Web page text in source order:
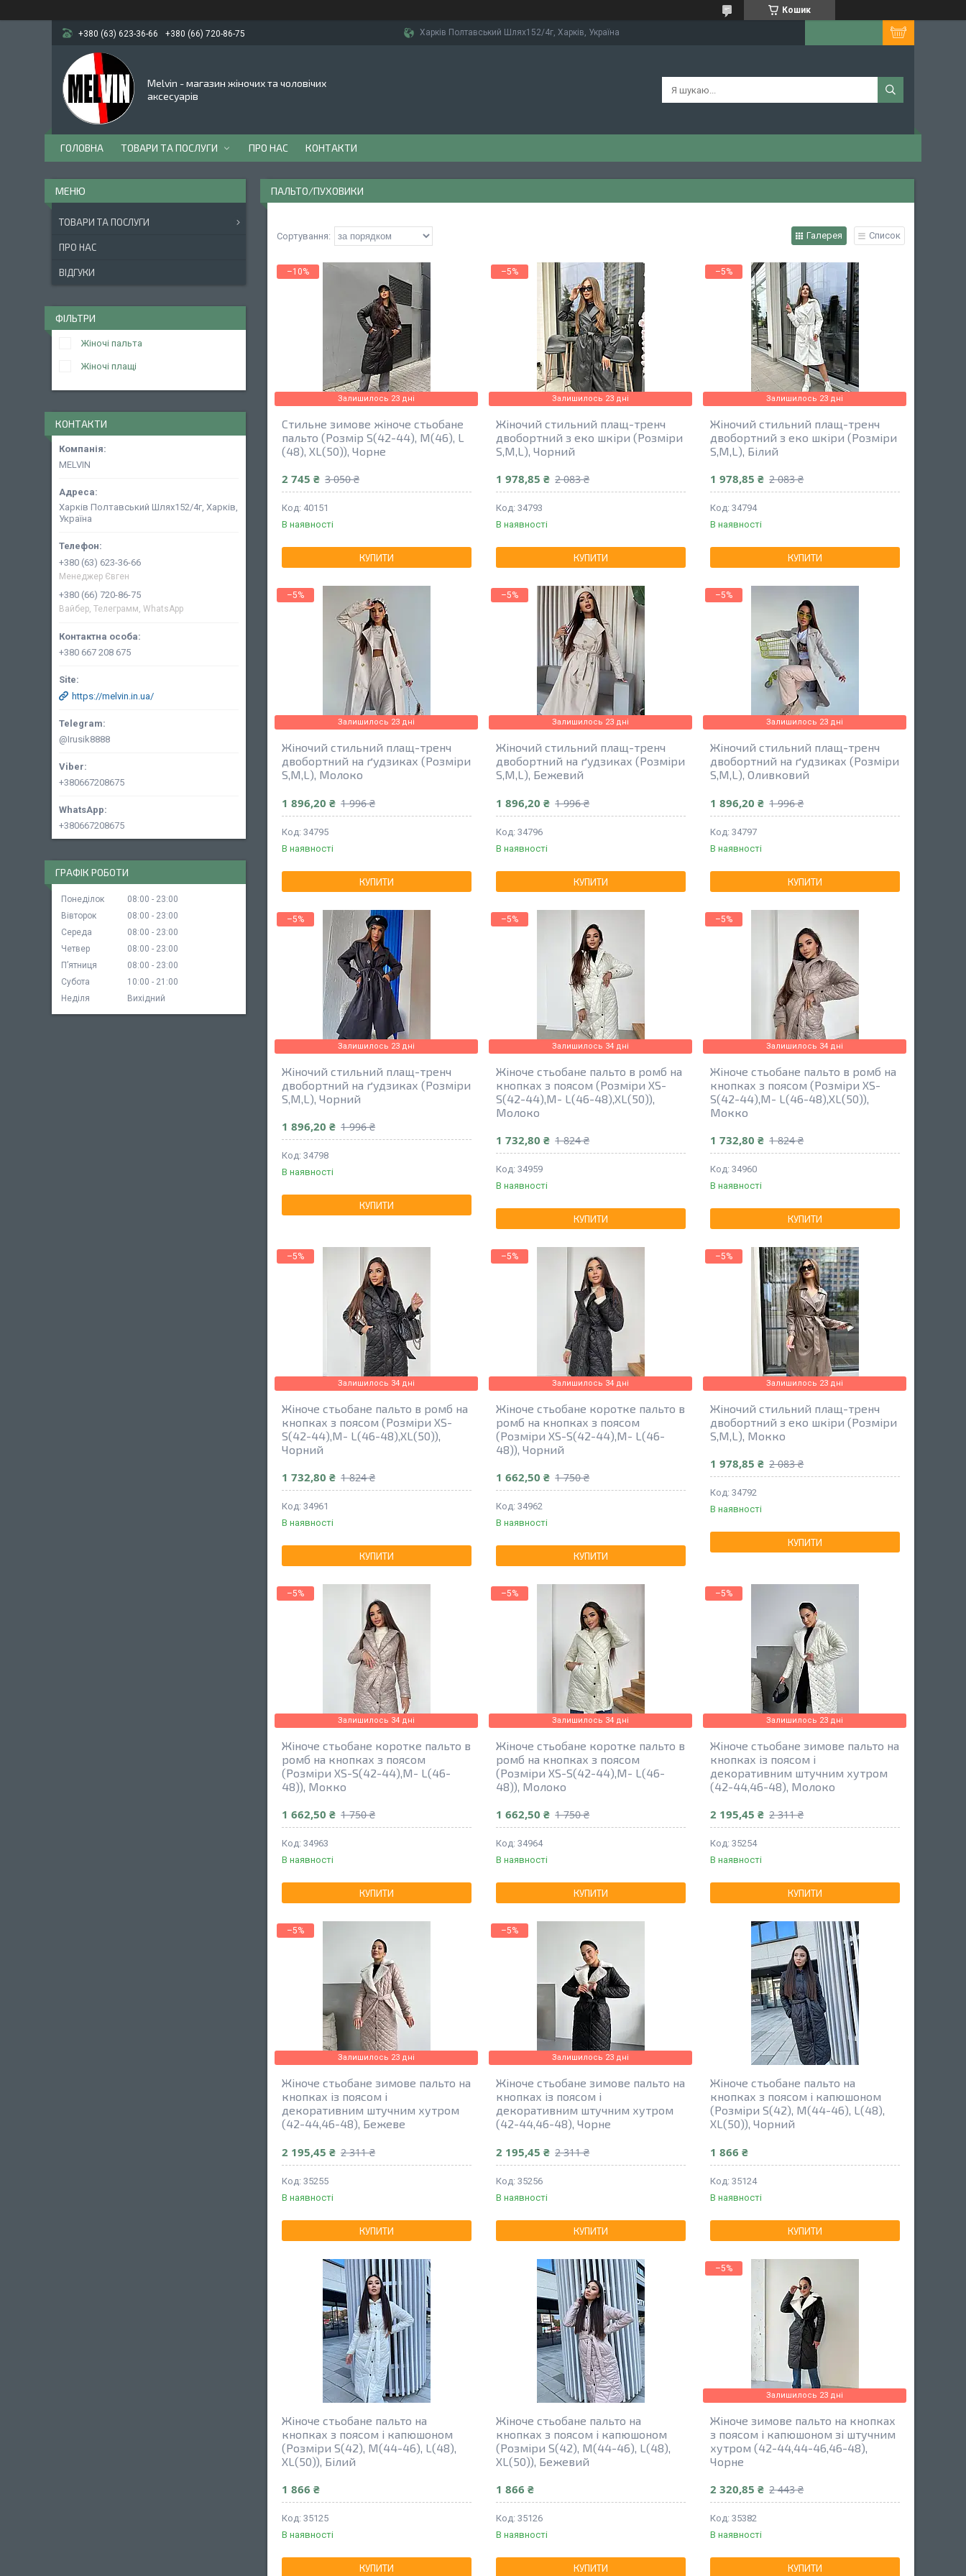
Кошик
+380 (63) 623-36-66 +380 (66) 720-86-75 Харків Полтавський Шлях152/4г, Харків, Україна
Melvin - магазин жіночих та чоловічих
аксесуарів
ГОЛОВНА ТОВАРИ ТА ПОСЛУГИ ПРО НАС КОНТАКТИ
ПАЛЬТО/ПУХОВИКИ
Галерея Список
–10%
Залишилось 23 дні
Стильне зимове жіноче стьобане
пальто (Розмір S(42-44), M(46), L
(48), XL(50)), Чорне
2 745 ₴ 3 050 ₴
40151
В наявності
КУПИТИ
–5%
Залишилось 23 дні
Жіночий стильний плащ-тренч
двобортний з еко шкіри (Розміри
S,M,L), Чорний
1 978,85 ₴ 2 083 ₴
34793
В наявності
КУПИТИ
–5%
Залишилось 23 дні
Жіночий стильний плащ-тренч
двобортний з еко шкіри (Розміри
S,M,L), Білий
1 978,85 ₴ 2 083 ₴
34794
В наявності
КУПИТИ
–5%
Залишилось 23 дні
Жіночий стильний плащ-тренч
двобортний на ґудзиках (Розміри
S,M,L), Молоко
1 896,20 ₴ 1 996 ₴
34795
В наявності
КУПИТИ
–5%
Залишилось 23 дні
Жіночий стильний плащ-тренч
двобортний на ґудзиках (Розміри
S,M,L), Бежевий
1 896,20 ₴ 1 996 ₴
34796
В наявності
КУПИТИ
–5%
Залишилось 23 дні
Жіночий стильний плащ-тренч
двобортний на ґудзиках (Розміри
S,M,L), Оливковий
1 896,20 ₴ 1 996 ₴
34797
В наявності
КУПИТИ
–5%
Залишилось 23 дні
Жіночий стильний плащ-тренч
двобортний на ґудзиках (Розміри
S,M,L), Чорний
1 896,20 ₴ 1 996 ₴
34798
В наявності
КУПИТИ
–5%
Залишилось 34 дні
Жіноче стьобане пальто в ромб на
кнопках з поясом (Розміри XS-
S(42-44),M- L(46-48),XL(50)),
Молоко
1 732,80 ₴ 1 824 ₴
34959
В наявності
КУПИТИ
–5%
Залишилось 34 дні
Жіноче стьобане пальто в ромб на
кнопках з поясом (Розміри XS-
S(42-44),M- L(46-48),XL(50)),
Мокко
1 732,80 ₴ 1 824 ₴
34960
В наявності
КУПИТИ
–5%
Залишилось 34 дні
Жіноче стьобане пальто в ромб на
кнопках з поясом (Розміри XS-
S(42-44),M- L(46-48),XL(50)),
Чорний
1 732,80 ₴ 1 824 ₴
34961
В наявності
КУПИТИ
–5%
Залишилось 34 дні
Жіноче стьобане коротке пальто в
ромб на кнопках з поясом
(Розміри XS-S(42-44),M- L(46-
48)), Чорний
1 662,50 ₴ 1 750 ₴
34962
В наявності
КУПИТИ
–5%
Залишилось 23 дні
Жіночий стильний плащ-тренч
двобортний з еко шкіри (Розміри
S,M,L), Мокко
1 978,85 ₴ 2 083 ₴
34792
В наявності
КУПИТИ
–5%
Залишилось 34 дні
Жіноче стьобане коротке пальто в
ромб на кнопках з поясом
(Розміри XS-S(42-44),M- L(46-
48)), Мокко
1 662,50 ₴ 1 750 ₴
34963
В наявності
КУПИТИ
–5%
Залишилось 34 дні
Жіноче стьобане коротке пальто в
ромб на кнопках з поясом
(Розміри XS-S(42-44),M- L(46-
48)), Молоко
1 662,50 ₴ 1 750 ₴
34964
В наявності
КУПИТИ
–5%
Залишилось 23 дні
Жіноче стьобане зимове пальто на
кнопках із поясом і
декоративним штучним хутром
(42-44,46-48), Молоко
2 195,45 ₴ 2 311 ₴
35254
В наявності
КУПИТИ
–5%
Залишилось 23 дні
Жіноче стьобане зимове пальто на
кнопках із поясом і
декоративним штучним хутром
(42-44,46-48), Бежеве
2 195,45 ₴ 2 311 ₴
35255
В наявності
КУПИТИ
–5%
Залишилось 23 дні
Жіноче стьобане зимове пальто на
кнопках із поясом і
декоративним штучним хутром
(42-44,46-48), Чорне
2 195,45 ₴ 2 311 ₴
35256
В наявності
КУПИТИ
Жіноче стьобане пальто на
кнопках з поясом і капюшоном
(Розміри S(42), M(44-46), L(48),
XL(50)), Чорний
1 866 ₴
35124
В наявності
КУПИТИ
Жіноче стьобане пальто на
кнопках з поясом і капюшоном
(Розміри S(42), M(44-46), L(48),
XL(50)), Білий
1 866 ₴
35125
В наявності
КУПИТИ
Жіноче стьобане пальто на
кнопках з поясом і капюшоном
(Розміри S(42), M(44-46), L(48),
XL(50)), Бежевий
1 866 ₴
35126
В наявності
КУПИТИ
–5%
Залишилось 23 дні
Жіноче зимове пальто на кнопках
з поясом і капюшоном зі штучним
хутром (42-44,44-46,46-48),
Чорне
2 320,85 ₴ 2 443 ₴
35382
В наявності
КУПИТИ
ТОВАРИ ТА ПОСЛУГИ
ПРО НАС
ВІДГУКИ
ФІЛЬТРИ
Жіночі пальта
Жіночі плащі
КОНТАКТИ
MELVIN
Харків Полтавський Шлях152/4г, Харків,
Україна
+380 (63) 623-36-66
Менеджер Євген
+380 (66) 720-86-75
Вайбер, Телеграмм, WhatsApp
+380 667 208 675
https://melvin.in.ua/
@Irusik8888
+380667208675
+380667208675
ГРАФІК РОБОТИ
Понеділок 08:00
23:00
Вівторок
08:00
23:00
Середа
08:00
23:00
Четвер
08:00
23:00
Пʼятниця
08:00
23:00
Субота
10:00
21:00
Неділя
Вихідний